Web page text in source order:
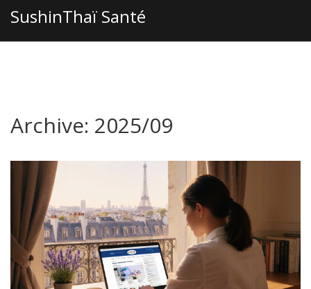
SushinThaï Santé
Archive: 2025/09